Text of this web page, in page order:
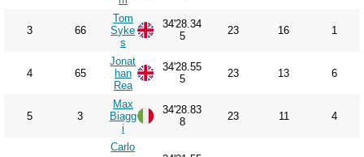
3 66
Tom
Syke
s
34'28.34
5
23 16 1
4 65
Jonat
han
Rea
34'28.55
5
23 13 6
5 3
Max
Biagg
i
34'28.83
8
23 11 4
Carlo